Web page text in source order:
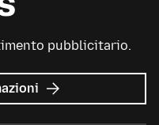
pubblicitario.
su
Mozilla